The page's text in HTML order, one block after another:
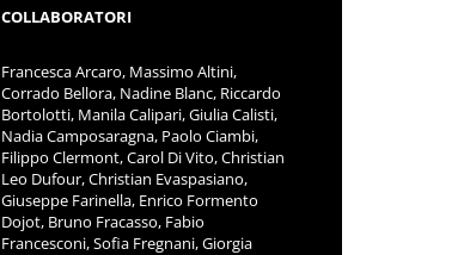
COLLABORATORI
Francesca Arcaro, Massimo Altini,
Corrado Bellora, Nadine Blanc, Riccardo
Bortolotti, Manila Calipari, Giulia Calisti,
Nadia Camposaragna, Paolo Ciambi,
Filippo Clermont, Carol Di Vito, Christian
Leo Dufour, Christian Evaspasiano,
Giuseppe Farinella, Enrico Formento
Dojot, Bruno Fracasso, Fabio
Francesconi, Sofia Fregnani, Giorgia